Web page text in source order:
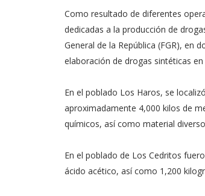
Como resultado de diferentes
dedicadas a la producción de
General de la República (FGR), en
elaboración de drogas sintéticas
En el poblado Los Haros, se
aproximadamente 4,000 kilos de
químicos, así como material
En el poblado de Los Cedritos
ácido acético, así como 1,200